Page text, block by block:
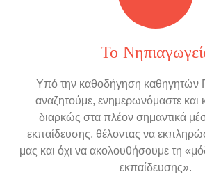
Το
Υπό την καθοδήγηση καθηγητών
αναζητούμε, ενημερωνόμαστε και
διαρκώς στα πλέον σημαντικά
εκπαίδευσης, θέλοντας να
μας και όχι να ακολουθήσουμε τη
εκπαίδευσης».